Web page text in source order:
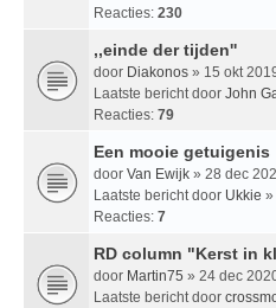
Reacties: 230
,,einde der tijden''
door Diakonos » 15 okt
Laatste bericht door John
Reacties: 79
Een mooie getuigenis
door Van Ewijk » 28 dec
Laatste bericht door Ukkie »
Reacties: 7
RD column "Kerst in
door Martin75 » 24 dec
Laatste bericht door